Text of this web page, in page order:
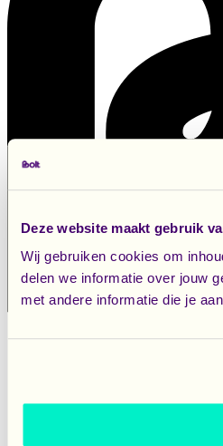
Deze website maakt gebruik
Wij gebruiken cookies om
delen we informatie over jouw
met andere informatie die je